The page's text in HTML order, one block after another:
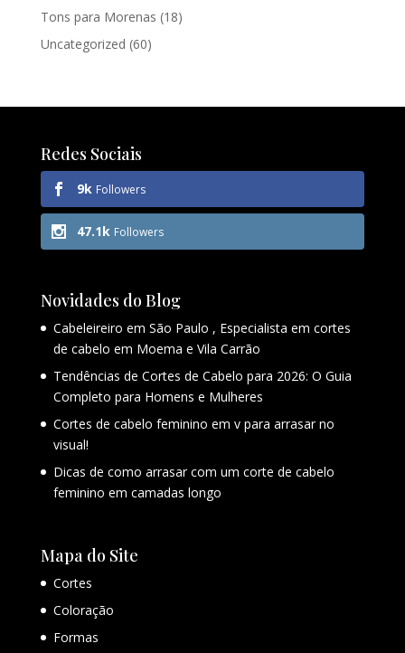
Tons para Morenas (18)
Uncategorized (60)
Redes Sociais
9k Followers
47.1k Followers
Novidades do Blog
Cabeleireiro em São Paulo , Especialista em cortes
de cabelo em Moema e Vila Carrão
Tendências de Cortes de Cabelo para 2026: O Guia
Completo para Homens e Mulheres
Cortes de cabelo feminino em v para arrasar no
visual!
Dicas de como arrasar com um corte de cabelo
feminino em camadas longo
Mapa do Site
Cortes
Coloração
Formas